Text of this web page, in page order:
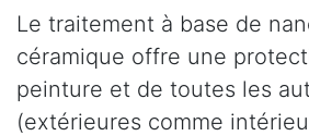
Le traitement à base de
céramique offre une
peinture et de toutes les
(extérieures comme